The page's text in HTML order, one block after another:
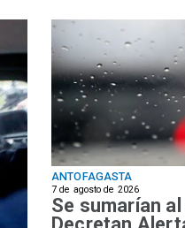
ANTOFAGASTA
7 de agosto de 2026
Se sumarían